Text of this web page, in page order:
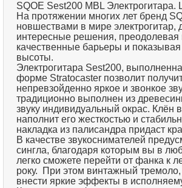
SQOE Sest200 MBL Электрогитара.
На протяжении многих лет бренд
новшествами в мире электрогитар,
интересные решения,
качественные барьеры и
высоты.
Электрогитара Sest200,
форме Stratocaster позволит
непревзойденно яркое и звонкое
традиционно выполнен из
звуку индивидуальный окрас. Клён
наполнит его жесткостью и
накладка из палисандра придаст
В качестве звукоснимателей
сингла, благодаря которым вы в
легко сможете перейти от фанка к
року. При этом винтажный тремоло,
внести яркие эффекты в